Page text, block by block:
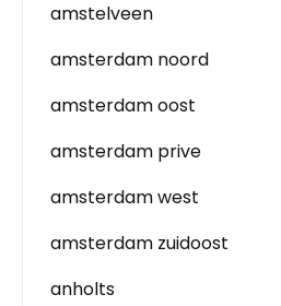
amstelveen
amsterdam noord
amsterdam oost
amsterdam prive
amsterdam west
amsterdam zuidoost
anholts